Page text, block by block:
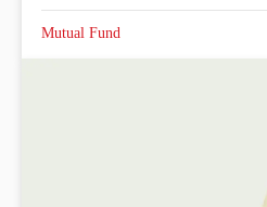
Mutual Fund